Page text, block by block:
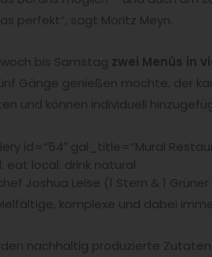
perfekt“, sagt Moritz Meyn.
bis Samstag zwei Menüs in
Gänge genießen möchte, der
und können individuell
id=“54″ gal_title=“Mural
eat local. drink natural
Joshua Leise (1 Stern & 1
komplexe und dabei
nachhaltig produzierte